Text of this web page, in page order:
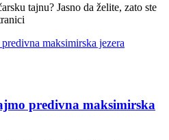
tajnu? Jasno da želite, zato ste
predivna maksimirska